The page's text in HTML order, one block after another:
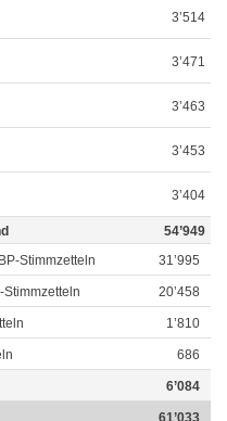
3’514
3’471
3’463
3’453
3’404
54’949
Stimmzetteln
31’995
20’458
1’810
686
6’084